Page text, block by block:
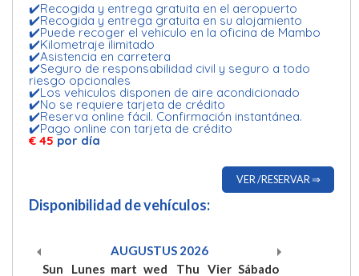
✔️Recogida y entrega gratuita en el aeropuerto
✔️Recogida y entrega gratuita en su alojamiento
✔️Puede recoger el vehiculo en la oficina de Mambo
✔️Kilometraje ilimitado
✔️Asistencia en carretera
✔️Seguro de responsabilidad civil y seguro a todo
riesgo opcionales
✔️Los vehiculos disponen de aire acondicionado
✔️No se requiere tarjeta de crédito
✔️Reserva online fácil. Confirmación instantánea.
✔️Pago online con tarjeta de crédito
€ 45 por día
VER /RESERVAR ⇒
Disponibilidad de vehículos:
AUGUSTUS 2026
Sun
Lunes mart wed Thu Vier Sábado